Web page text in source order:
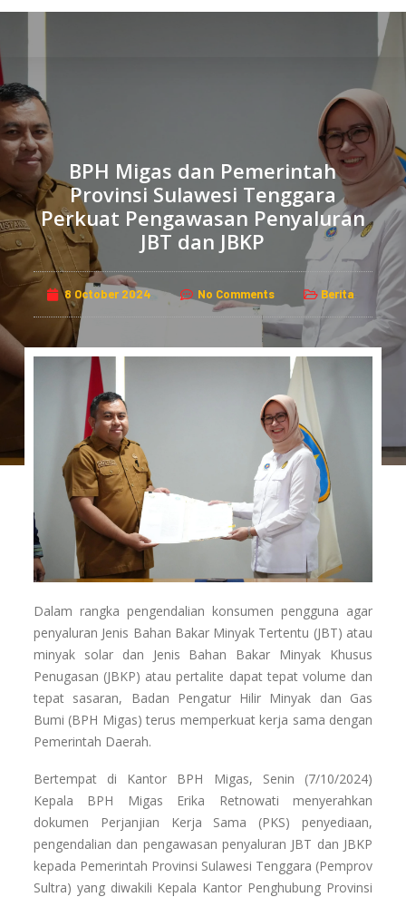
p
t
o
c
n
t
e
BPH Migas dan Pemerintah
Provinsi Sulawesi Tenggara
Perkuat Pengawasan Penyaluran
JBT dan JBKP
8 October 2024 No Comments Berita
Dalam rangka pengendalian konsumen pengguna agar
penyaluran Jenis Bahan Bakar Minyak Tertentu (JBT) atau
minyak solar dan Jenis Bahan Bakar Minyak Khusus
Penugasan (JBKP) atau pertalite dapat tepat volume dan
tepat sasaran, Badan Pengatur Hilir Minyak dan Gas
Bumi (BPH Migas) terus memperkuat kerja sama dengan
Pemerintah Daerah.
Bertempat di Kantor BPH Migas, Senin (7/10/2024)
Kepala BPH Migas Erika Retnowati menyerahkan
dokumen Perjanjian Kerja Sama (PKS) penyediaan,
pengendalian dan pengawasan penyaluran JBT dan JBKP
kepada Pemerintah Provinsi Sulawesi Tenggara (Pemprov
Sultra) yang diwakili Kepala Kantor Penghubung Provinsi